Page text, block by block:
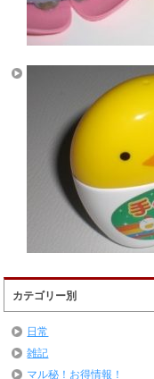
カテゴリー別
日常
雑記
マル秘！お得情報！